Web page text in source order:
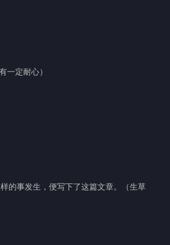
一定耐心）
的事发生，便写下了这篇文章。（生草